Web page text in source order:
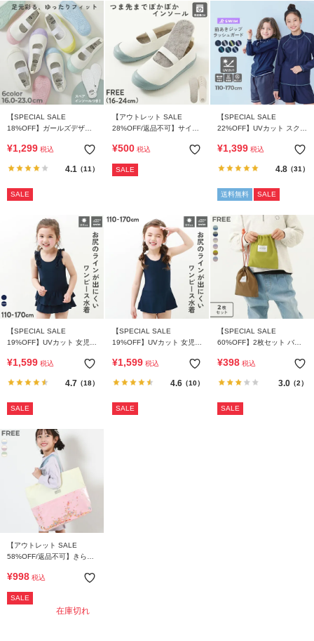
【SPECIAL SALE
18%OFF】ガールズデザイ
(上靴) インソール2枚付き
¥1,299 税込
4.1（11）
SALE
【アウトレット SALE
28%OFF/返品不可】サイズ
シブル あったかインソール
¥500 税込
SALE
【SPECIAL SALE
22%OFF】UVカット スクー
ード
¥1,399 税込
4.8（31）
送料無料 SALE
【SPECIAL SALE
19%OFF】UVカット 女児
ル水着
¥1,599 税込
4.7（18）
SALE
【SPECIAL SALE
19%OFF】UVカット 女児
¥1,599 税込
4.6（10）
SALE
【SPECIAL SALE
60%OFF】2枚セット バケ
¥398 税込
3.0（2）
SALE
【アウトレット SALE
58%OFF/返品不可】きらき
¥998 税込
SALE
在庫切れ